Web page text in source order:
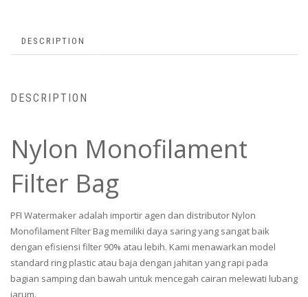
DESCRIPTION
DESCRIPTION
Nylon Monofilament
Filter Bag
PFI Watermaker adalah importir agen dan distributor Nylon
Monofilament Filter Bag memiliki daya saring yang sangat baik
dengan efisiensi filter 90% atau lebih. Kami menawarkan model
standard ring plastic atau baja dengan jahitan yang rapi pada
bagian samping dan bawah untuk mencegah cairan melewati lubang